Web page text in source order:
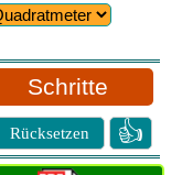
Schritte
Rücksetzen 👍